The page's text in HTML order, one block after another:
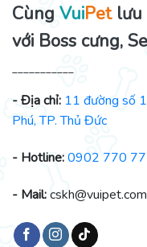
Cùng VuiPetlưu
với Boss cưng,
- Địa chỉ: 11 đường số
Phú, TP. Thủ Đức
- Hotline:0902 770
- Mail:cskh@vuipet.com